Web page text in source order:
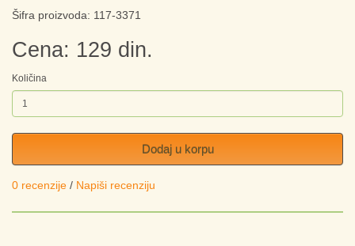
Šifra proizvoda: 117-3371
Cena: 129 din.
Količina
Dodaj u korpu
0 recenzije / Napiši recenziju